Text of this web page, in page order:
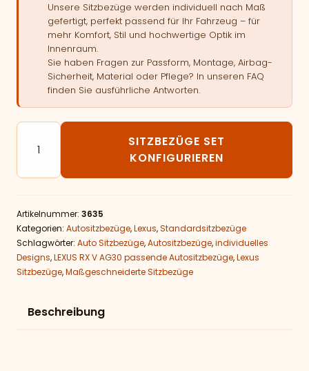
Unsere Sitzbezüge werden individuell nach Maß
gefertigt, perfekt passend für Ihr Fahrzeug – für
mehr Komfort, Stil und hochwertige Optik im
Innenraum.
Sie haben Fragen zur Passform, Montage, Airbag-
Sicherheit, Material oder Pflege? In unseren FAQ
finden Sie ausführliche Antworten.
Autositzbezüge passend für LEXUS RX V AG30 Menge
SITZBEZÜGE SET
KONFIGURIEREN
Artikelnummer: 3635
Kategorien: Autositzbezüge,Lexus,Standardsitzbezüge
Schlagwörter: Auto Sitzbezüge,Autositzbezüge,individuelles
Designs,LEXUS RX V AG30 passende Autositzbezüge,Lexus
Sitzbezüge,Maßgeschneiderte Sitzbezüge
Beschreibung